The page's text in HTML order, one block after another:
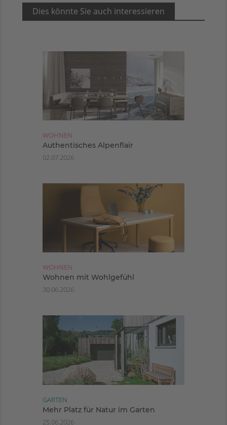
Dies könnte Sie auch interessieren
WOHNEN
Authentisches Alpenflair
02.07.2026
WOHNEN
Wohnen mit Wohlgefühl
30.06.2026
GARTEN
Mehr Platz für Natur im Garten
25.06.2026